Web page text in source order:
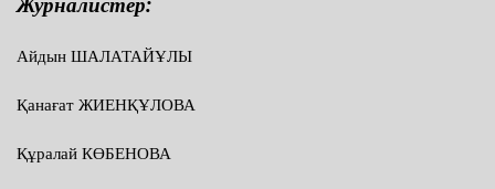
Айдын ШАЛАТАЙҰЛЫ
Қанағат ЖИЕНҚҰЛОВА
Құралай КӨБЕНОВА